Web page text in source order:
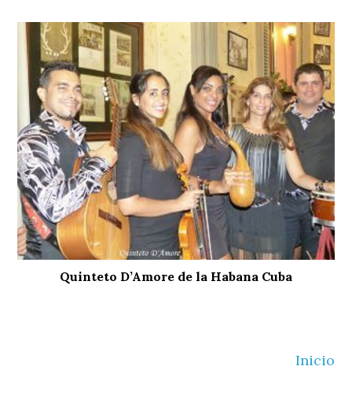
Quinteto D’Amore de la Habana Cuba
Inicio